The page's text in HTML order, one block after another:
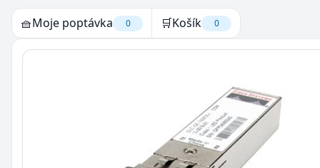
🧺Moje poptávka 0 🛒Košík 0